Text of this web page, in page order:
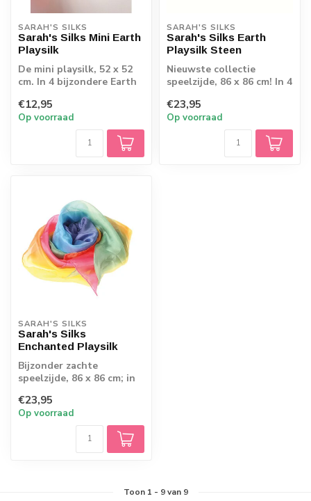
SARAH'S SILKS
Sarah's Silks Mini Earth
Playsilk
De mini playsilk, 52 x 52
cm. In 4 bijzondere Earth
€12,95
Op voorraad
SARAH'S SILKS
Sarah's Silks Earth
Playsilk Steen
Nieuwste collectie
speelzijde, 86 x 86 cm! In 4
€23,95
Op voorraad
SARAH'S SILKS
Sarah's Silks
Enchanted Playsilk
Bijzonder zachte
speelzijde, 86 x 86 cm; in
bloesem
€23,95
Op voorraad
Toon 1 - 9van 9